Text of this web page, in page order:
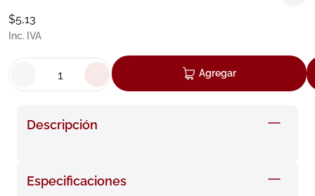
$5,13
Inc. IVA
Agregar
Descripción
Especificaciones
3
cerave
7. isdin
9. megacistin